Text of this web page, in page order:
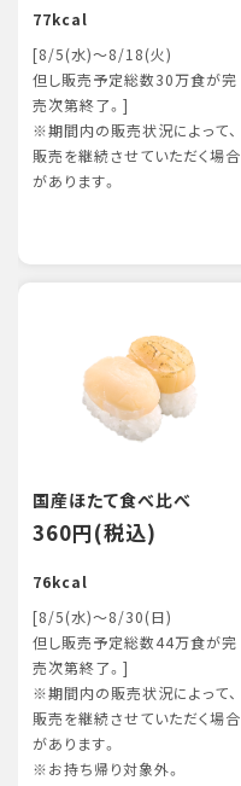
77kcal
[8/5(水)～8/18(火)
但し販売予定総数30万食が完
売次第終了。]
※期間内の販売状況によって、
販売を継続させていただく場合
があります。
国産ほたて食べ比べ
360円(税込)
76kcal
[8/5(水)～8/30(日)
但し販売予定総数44万食が完
売次第終了。]
※期間内の販売状況によって、
販売を継続させていただく場合
があります。
※お持ち帰り対象外。